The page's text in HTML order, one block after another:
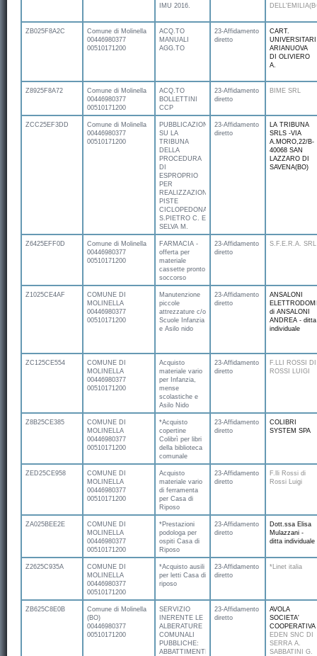
IMU 2016.
ZB025F8A2C
Comune di Molinella
00446980377
00510171200
ACQ.TO
MANUALI
AGG.TO
23-Affidamento
diretto
CART.
ARIANUOVA
DI OLIVIERO
A.
Z8925F8A72
Comune di Molinella
00446980377
00510171200
ACQ.TO
BOLLETTINI
CCP
23-Affidamento
diretto
BIME SRL
ZCC25EF3DD
Comune di Molinella
00446980377
00510171200
PUBBLICAZIONE
SU LA
TRIBUNA
DELLA
PROCEDURA
DI
ESPROPRIO
PER
REALIZZAZIONE
PISTE
CICLOPEDONALI
S.PIETRO C. E
SELVA M.
23-Affidamento
diretto
LA TRIBUNA
SRLS -VIA
A.MORO,22/B-
40068 SAN
LAZZARO DI
SAVENA(BO)
Z6425EFF0D
Comune di Molinella
00446980377
00510171200
FARMACIA -
offerta per
materiale
cassette pronto
soccorso
23-Affidamento
diretto
S.F.E.R.A. SRL
Z1025CE4AF
COMUNE DI
MOLINELLA
00446980377
00510171200
Manutenzione
piccole
attrezzature c/o
Scuole Infanzia
e Asilo nido
23-Affidamento
diretto
ANSALONI
di ANSALONI
ANDREA - ditta
individuale
ZC125CE554
COMUNE DI
MOLINELLA
00446980377
00510171200
Acquisto
materiale vario
per Infanzia,
mense
scolastiche e
Asilo Nido
23-Affidamento
diretto
F.LLI ROSSI DI
ROSSI LUIGI
Z8B25CE385
COMUNE DI
MOLINELLA
00446980377
00510171200
*Acquisto
copertine
Colibrì per libri
della biblioteca
comunale
23-Affidamento
diretto
COLIBRI
SYSTEM SPA
ZED25CE958
COMUNE DI
MOLINELLA
00446980377
00510171200
Acquisto
materiale vario
di ferramenta
per Casa di
Riposo
23-Affidamento
diretto
F.lli Rossi di
Rossi Luigi
ZA025BEE2E
COMUNE DI
MOLINELLA
00446980377
00510171200
*Prestazioni
podologa per
ospiti Casa di
Riposo
23-Affidamento
diretto
Dott.ssa Elisa
Mulazzani -
ditta individuale
Z2625C935A
COMUNE DI
MOLINELLA
00446980377
00510171200
*Acquisto ausili
per letti Casa di
riposo
23-Affidamento
diretto
*Linet italia
ZB625C8E0B
Comune di Molinella
(BO)
00446980377
00510171200
SERVIZIO
INERENTE LE
ALBERATURE
COMUNALI
PUBBLICHE:
ABBATTIMENTI,
23-Affidamento
diretto
AVOLA
SOCIETA'
COOPERATIVA
EDEN SNC DI
SERRA A.
SABBATINI G.